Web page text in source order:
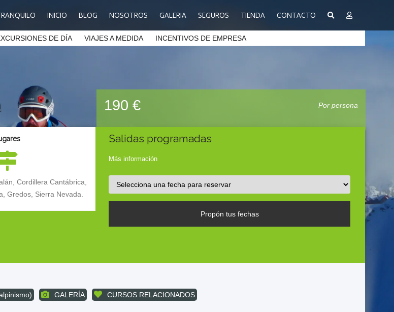
INICIO BLOG NOSOTROS GALERIA SEGUROS TIENDA CONTACTO
DE DÍA VIAJES A MEDIDA INCENTIVOS DE EMPRESA
Cordillera Cantábrica,
Gredos, Sierra Nevada.
190 € Por persona
Salidas programadas
Más información
Propón tus fechas
GALERÍA CURSOS RELACIONADOS